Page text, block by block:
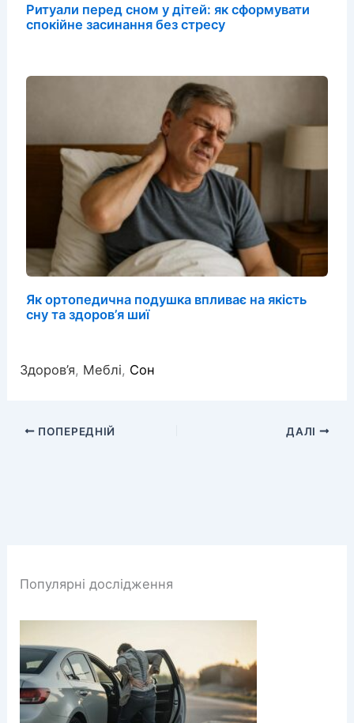
Ритуали перед сном у дітей: як сформувати
спокійне засинання без стресу
Як ортопедична подушка впливає на якість
сну та здоров’я шиї
Здоров’я, Меблі, Сон
ПОПЕРЕДНІЙ ДАЛІ
Популярні дослідження